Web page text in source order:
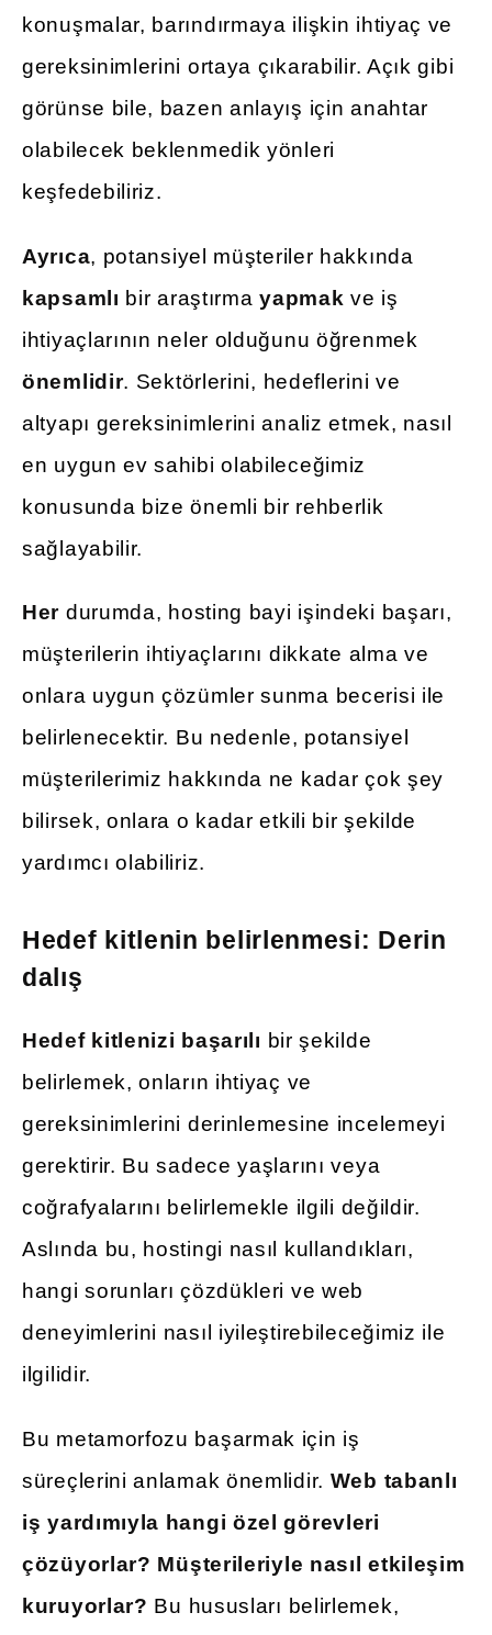
konuşmalar, barındırmaya ilişkin ihtiyaç ve
gereksinimlerini ortaya çıkarabilir. Açık gibi
görünse bile, bazen anlayış için anahtar
olabilecek beklenmedik yönleri
keşfedebiliriz.
Ayrıca, potansiyel müşteriler hakkında
kapsamlı bir araştırmayapmak ve iş
ihtiyaçlarının neler olduğunu öğrenmek
önemlidir. Sektörlerini, hedeflerini ve
altyapı gereksinimlerini analiz etmek, nasıl
en uygun ev sahibi olabileceğimiz
konusunda bize önemli bir rehberlik
sağlayabilir.
Her durumda, hosting bayi işindeki başarı,
müşterilerin ihtiyaçlarını dikkate alma ve
onlara uygun çözümler sunma becerisi ile
belirlenecektir. Bu nedenle, potansiyel
müşterilerimiz hakkında ne kadar çok şey
bilirsek, onlara o kadar etkili bir şekilde
yardımcı olabiliriz.
Hedef kitlenin belirlenmesi: Derin
dalış
Hedef kitlenizi başarılı bir şekilde
belirlemek, onların ihtiyaç ve
gereksinimlerini derinlemesine incelemeyi
gerektirir. Bu sadece yaşlarını veya
coğrafyalarını belirlemekle ilgili değildir.
Aslında bu, hostingi nasıl kullandıkları,
hangi sorunları çözdükleri ve web
deneyimlerini nasıl iyileştirebileceğimiz ile
ilgilidir.
Bu metamorfozu başarmak için iş
süreçlerini anlamak önemlidir. Web tabanlı
iş yardımıyla hangi özel görevleri
çözüyorlar? Müşterileriyle nasıl etkileşim
kuruyorlar? Bu hususları belirlemek,